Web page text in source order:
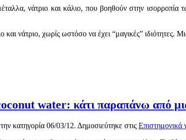
νάτριο και κάλιο, που βοηθούν στην
νάτριο, χωρίς ωστόσο να έχει “μαγικές” ιδιότητες.
water: κάτι παραπάνω από
κατηγορία 06/03/12. Δημοσιεύτηκε στις Επιστημονικά